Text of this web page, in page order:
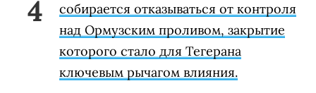
собирается отказываться от контроля
над Ормузским проливом, закрытие
которого стало для Тегерана
ключевым рычагом влияния.